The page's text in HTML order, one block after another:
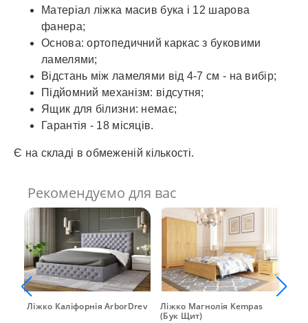
Матеріал ліжка масив бука і 12 шарова
фанера;
Основа: ортопедичний каркас з буковими
ламелями;
Відстань між ламелями від 4-7 см - на вибір;
Підйомний механізм: відсутня;
Ящик для білизни: немає;
Гарантія - 18 місяців.
Є на складі в обмеженій кількості.
Рекомендуємо для вас
Ліжко Каліфорнія ArborDrev
Ліжко Магнолія Kempas
(Бук Щит)